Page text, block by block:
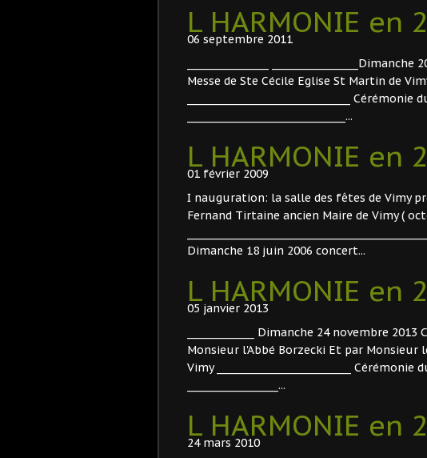
L HARMONIE en
06 septembre 2011
_________________
Messe de Ste Cécile Eglise St Martin de
__________________________________
_________________________________...
L HARMONIE en
01 février 2009
I nauguration: la salle des fêtes de Vimy
Fernand Tirtaine ancien Maire de Vimy (
Dimanche 18 juin 2006 concert...
L HARMONIE en
05 janvier 2013
______________ Dimanche 24 novembre
Monsieur l'Abbé Borzecki Et par Monsieur
Vimy ____________________________
___________________...
L HARMONIE en
24 mars 2010